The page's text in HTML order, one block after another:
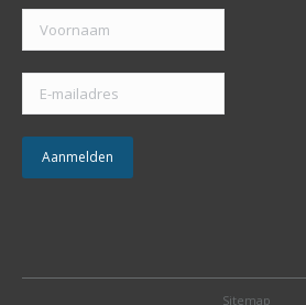
Sitemap